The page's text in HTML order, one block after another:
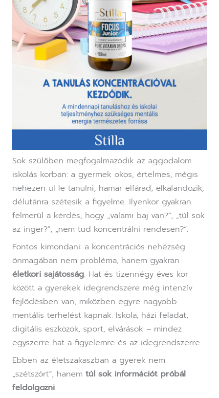
Sok szülőben megfogalmazódik az aggodalom
iskolás korban: a gyermek okos, értelmes, mégis
nehezen ül le tanulni, hamar elfárad, elkalandozik,
délutánra szétesik a figyelme. Ilyenkor gyakran
felmerül a kérdés, hogy „valami baj van?”, „túl sok
az inger?”, „nem tud koncentrálni rendesen?”.
Fontos kimondani: a koncentrációs nehézség
önmagában nem probléma, hanem gyakran
életkori sajátosság. Hat és tizennégy éves kor
között a gyerekek idegrendszere még intenzív
fejlődésben van, miközben egyre nagyobb
mentális terhelést kapnak. Iskola, házi feladat,
digitális eszközök, sport, elvárások – mindez
egyszerre hat a figyelemre és az idegrendszerre.
Ebben az életszakaszban a gyerek nem
„szétszórt”, hanemtúl sok információt próbál
feldolgozni.